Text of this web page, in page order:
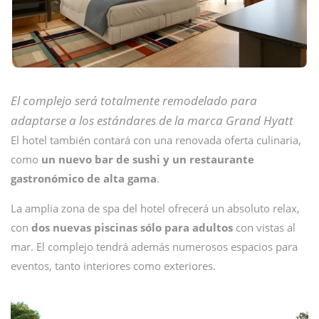
El complejo será totalmente remodelado para
adaptarse a los estándares de la marca Grand Hyatt
El hotel también contará con una renovada oferta culinaria,
como un nuevo bar de sushi y un restaurante
gastronómico de alta gama.
La amplia zona de spa del hotel ofrecerá un absoluto relax,
con dos nuevas piscinas sólo para adultos con vistas al
mar. El complejo tendrá además numerosos espacios para
eventos, tanto interiores como exteriores.